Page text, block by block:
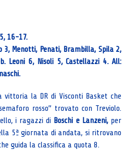
16-17.
3, Menotti, Penati, Brambilla, Spila 2,
Leoni 6, Nisoli 5, Castellazzi 4. All:
vittoria la DR di Visconti Basket che
rosso” trovato con Treviolo.
i ragazzi di Boschi e Lanzeni,per
5ª giornata di andata, si ritrovano
guida la classifica a quota 8.